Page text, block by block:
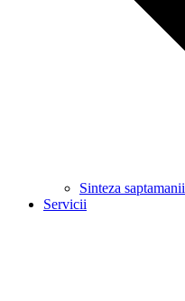
Sinteza saptamanii
Servicii